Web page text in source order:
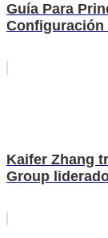
Guía Para
Configuración
Kaifer Zhang
Group